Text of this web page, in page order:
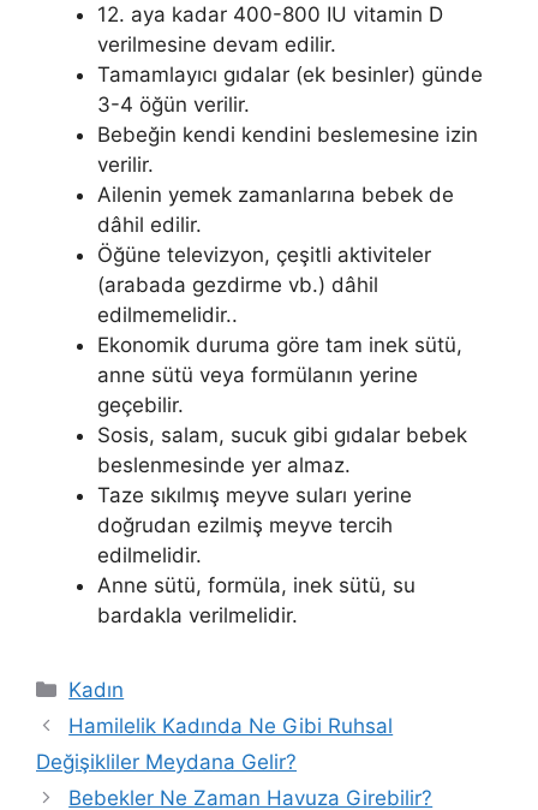
12. aya kadar 400-800 IU vitamin D
verilmesine devam edilir.
Tamamlayıcı gıdalar (ek besinler) günde
3-4 öğün verilir.
Bebeğin kendi kendini beslemesine izin
verilir.
Ailenin yemek zamanlarına bebek de
dâhil edilir.
Öğüne televizyon, çeşitli aktiviteler
(arabada gezdirme vb.) dâhil
edilmemelidir..
Ekonomik duruma göre tam inek sütü,
anne sütü veya formülanın yerine
geçebilir.
Sosis, salam, sucuk gibi gıdalar bebek
beslenmesinde yer almaz.
Taze sıkılmış meyve suları yerine
doğrudan ezilmiş meyve tercih
edilmelidir.
Anne sütü, formüla, inek sütü, su
bardakla verilmelidir.
Kategoriler
Kadın
Hamilelik Kadında Ne Gibi Ruhsal
Değişikliler Meydana Gelir?
Bebekler Ne Zaman Havuza Girebilir?